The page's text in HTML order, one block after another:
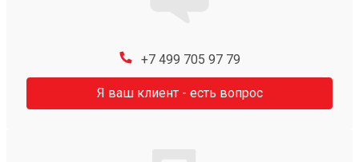
+7 499 705 97 79
Я ваш клиент - есть вопрос